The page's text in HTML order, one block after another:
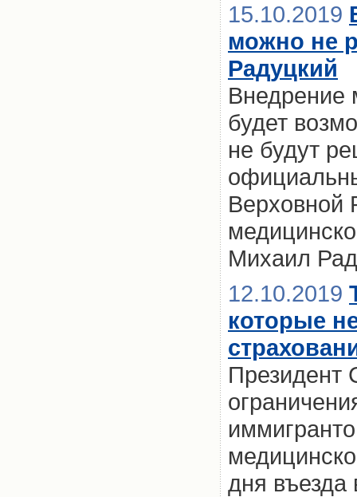
15.10.2019
можно не
Радуцкий
Внедрение
будет
не будут
Верховной
Михаил
12.10.2019
которые
дня